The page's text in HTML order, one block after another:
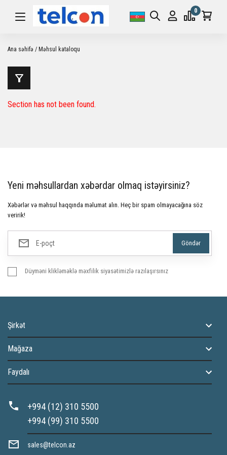
0
Ana səhifə Məhsul kataloqu
Section has not been found.
Yeni məhsullardan xəbərdar olmaq istəyirsiniz?
Xəbərlər və məhsul haqqında məlumat alın. Heç bir spam olmayacağına söz
veririk!
Düyməni klikləməklə məxfilik siyasətimizlə razılaşırsınız
Şirkət
Mağaza
Faydalı
+994 (12) 310 5500
+994 (99) 310 5500
sales@telcon.az